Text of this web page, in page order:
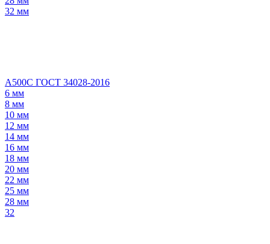
32 мм
А500С ГОСТ 34028-2016
6 мм
8 мм
10 мм
12 мм
14 мм
16 мм
18 мм
20 мм
22 мм
25 мм
28 мм
32